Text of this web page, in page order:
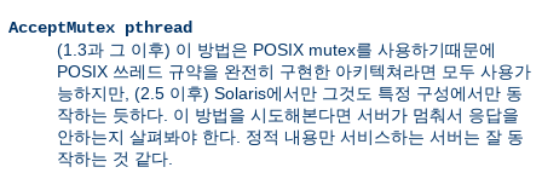
AcceptMutex pthread
(1.3과 그 이후) 이 방법은 POSIX mutex를 사용하기때문에
POSIX 쓰레드 규약을 완전히 구현한 아키텍쳐라면 모두 사용가
능하지만, (2.5 이후) Solaris에서만 그것도 특정 구성에서만 동
작하는 듯하다. 이 방법을 시도해본다면 서버가 멈춰서 응답을
안하는지 살펴봐야 한다. 정적 내용만 서비스하는 서버는 잘 동
작하는 것 같다.